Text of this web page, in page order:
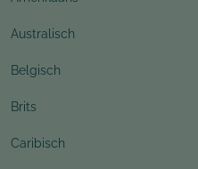
Australisch
Belgisch
Brits
Caribisch